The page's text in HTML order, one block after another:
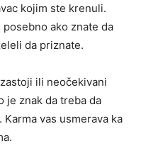
kojim ste krenuli.
ako znate da
da priznate.
ili neočekivani
je znak da treba da
vas usmerava ka